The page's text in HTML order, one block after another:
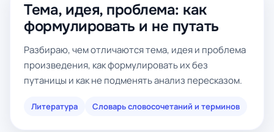
Тема, идея, проблема: как
формулировать и не путать
Разбираю, чем отличаются тема, идея и проблема
произведения, как формулировать их без
путаницы и как не подменять анализ пересказом.
Литература Словарь словосочетаний и терминов